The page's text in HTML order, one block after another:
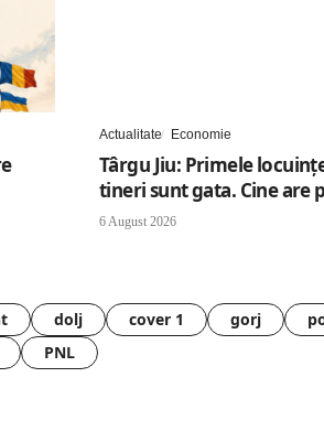
Actualitate Economie
Târgu Jiu: Primele
tineri sunt gata. Cine are
6 August 2026
dolj cover 1 gorj
PNL